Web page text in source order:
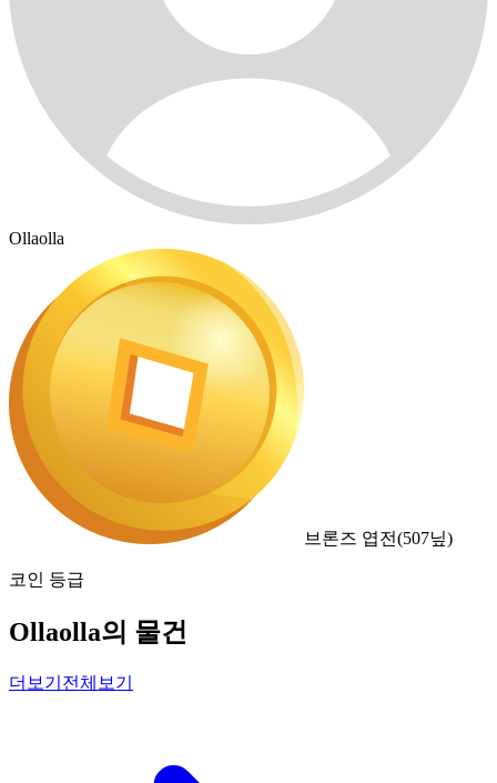
Ollaolla
브론즈 엽전(507닢)
코인 등급
Ollaolla의 물건
더보기 전체보기